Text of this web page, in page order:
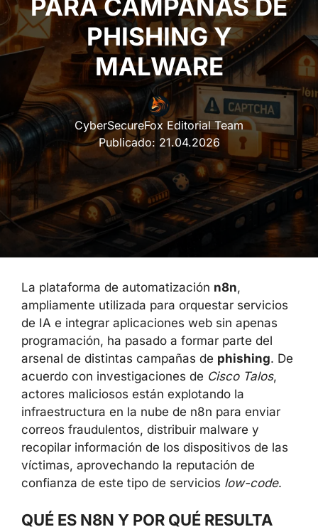
PARA CAMPAÑAS DE
PHISHING Y
MALWARE
CyberSecureFox Editorial Team
Publicado:21.04.2026
La plataforma de automatización n8n,
ampliamente utilizada para orquestar
servicios de IA e integrar aplicaciones web
sin apenas programación, ha pasado a formar
parte del arsenal de distintas campañas de
phishing. De acuerdo con investigaciones de
Cisco Talos, actores maliciosos están
explotando la infraestructura en la nube de
n8n para enviar correos fraudulentos,
distribuir malware y recopilar información de
los dispositivos de las víctimas,
aprovechando la reputación de confianza de